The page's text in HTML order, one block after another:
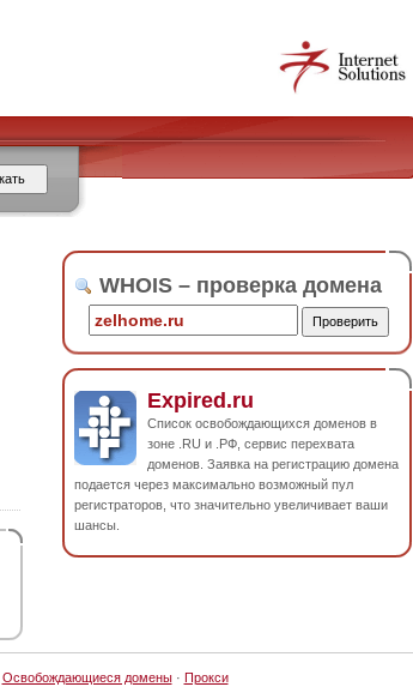
WHOIS – проверка домена
Expired.ru
Список освобождающихся доменов в
зоне .RU и .РФ, сервис перехвата
доменов. Заявка на регистрацию домена
подается через максимально возможный пул
регистраторов, что значительно увеличивает ваши
шансы.
Освобождающиеся домены· Прокси